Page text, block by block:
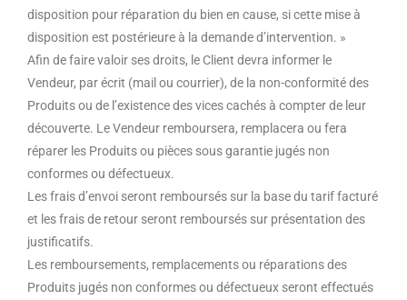
disposition pour réparation du bien en cause, si cette mise à
disposition est postérieure à la demande d’intervention. »
Afin de faire valoir ses droits, le Client devra informer le
Vendeur, par écrit (mail ou courrier), de la non-conformité des
Produits ou de l’existence des vices cachés à compter de leur
découverte. Le Vendeur remboursera, remplacera ou fera
réparer les Produits ou pièces sous garantie jugés non
conformes ou défectueux.
Les frais d’envoi seront remboursés sur la base du tarif facturé
et les frais de retour seront remboursés sur présentation des
justificatifs.
Les remboursements, remplacements ou réparations des
Produits jugés non conformes ou défectueux seront effectués